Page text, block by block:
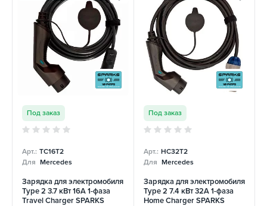
Под заказ
Арт.: TC16T2
Для Mercedes
Зарядка для электромобиля
Type 2 3.7 кВт 16А 1-фаза
Travel Charger SPARKS
Под заказ
Арт.: HC32T2
Для Mercedes
Зарядка для электромобиля
Type 2 7.4 кВт 32А 1-фаза
Home Charger SPARKS